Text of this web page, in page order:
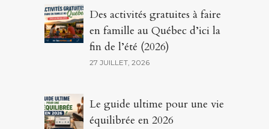
Des activités gratuites à faire
en famille au Québec d’ici la
fin de l’été (2026)
27 JUILLET, 2026
Le guide ultime pour une vie
équilibrée en 2026